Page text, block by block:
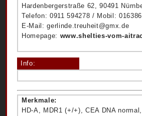
Hardenbergerstraße 62, 90491
Telefon: 0911 594278 / Mobil:
E-Mail: gerlinde.treuheit@gmx.de
Homepage: www.shelties-vom-
Info:
Merkmale:
HD-A, MDR1 (+/+), CEA DNA